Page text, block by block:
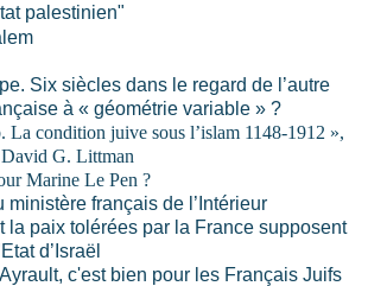
palestinien"
Six siècles dans le regard de l’autre
à « géométrie variable » ?
La condition juive sous l’islam 1148-1912 »,
G. Littman
Marine Le Pen ?
ministère français de l’Intérieur
la paix tolérées par la France supposent
d’Israël
c'est bien pour les Français Juifs